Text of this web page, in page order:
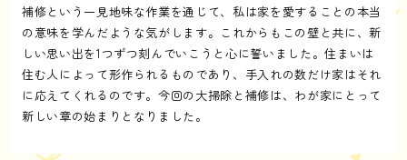
補修という一見地味な作業を通じて、私は家を愛することの本当
の意味を学んだような気がします。これからもこの壁と共に、新
しい思い出を1つずつ刻んでいこうと心に誓いました。住まいは
住む人によって形作られるものであり、手入れの数だけ家はそれ
に応えてくれるのです。今回の大掃除と補修は、わが家にとって
新しい章の始まりとなりました。